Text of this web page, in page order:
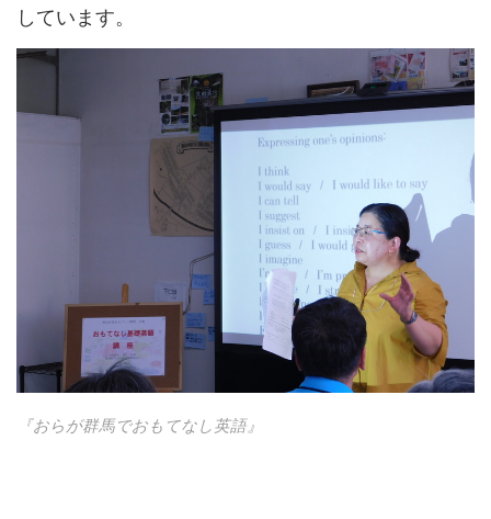
しています。
『おらが群馬でおもてなし英語』